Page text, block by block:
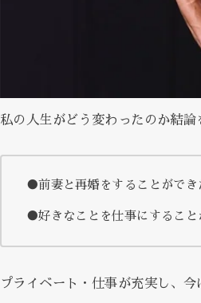
私の人生がどう変わったのか結論
●前妻と再婚をすることができ
●好きなことを仕事にすること
プライベート・仕事が充実し、今